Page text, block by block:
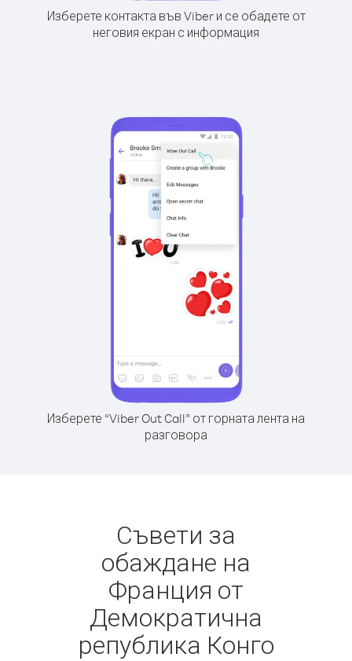
Изберете контакта във Viber и се обадете от
неговия екран с информация
Изберете “Viber Out Call” от горната лента на
разговора
Съвети за
обаждане на
Франция от
Демократична
република Конго